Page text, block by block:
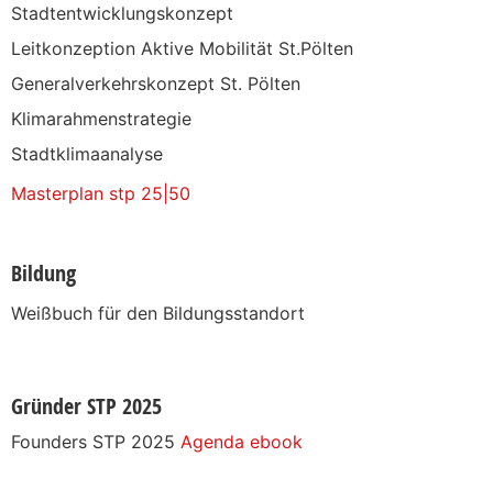
Stadtentwicklungskonzept
Leitkonzeption Aktive Mobilität St.Pölten
Generalverkehrskonzept St. Pölten
Klimarahmenstrategie
Stadtklimaanalyse
Masterplan stp 25|50
Bildung
Weißbuch für den Bildungsstandort
Gründer STP 2025
Founders STP 2025 Agenda ebook